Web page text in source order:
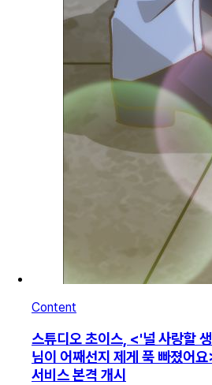
Content
스튜디오 초이스, <'널 사랑할
님이 어째선지 제게 푹 빠졌어
서비스 본격 개시